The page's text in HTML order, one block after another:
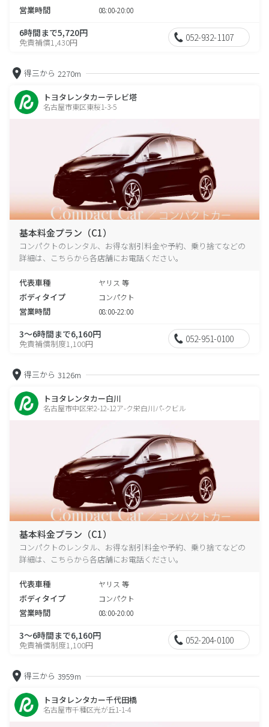
営業時間 08:00-20:00
6時間まで5,720円
免責補償1,430円 052-932-1107
得三から 2270m
トヨタレンタカーテレビ塔
名古屋市東区東桜1-3-5
基本料金プラン（C1）
コンパクトのレンタル、お得な割引料金や予約、乗り捨てなどの
詳細は、こちらから各店舗にお電話ください。
代表車種 ヤリス 等
ボディタイプ コンパクト
営業時間 08:00-22:00
3～6時間まで6,160円
免責補償制度1,100円 052-951-0100
得三から 3126m
トヨタレンタカー白川
名古屋市中区栄2-12-12ア-ク栄白川パ-クビル
基本料金プラン（C1）
コンパクトのレンタル、お得な割引料金や予約、乗り捨てなどの
詳細は、こちらから各店舗にお電話ください。
代表車種 ヤリス 等
ボディタイプ コンパクト
営業時間 08:00-20:00
3～6時間まで6,160円
免責補償制度1,100円 052-204-0100
得三から 3959m
トヨタレンタカー千代田橋
名古屋市千種区光が丘1-1-4